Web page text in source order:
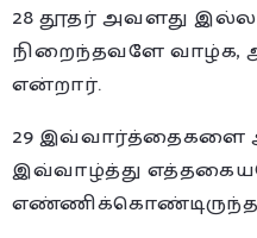
28 தூதர் அவளது
நிறைந்தவளே வாழ்க,
என்றார்.
29 இவ்வார்த்தைகளை
இவ்வாழ்த்து